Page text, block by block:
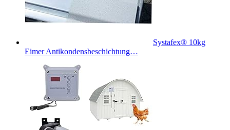
Systafex® 10kg
Eimer Antikondensbeschichtung…